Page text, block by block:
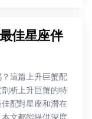
佳星座伴
這篇上升巨蟹配
析上升巨蟹的特
配對星座和潛在